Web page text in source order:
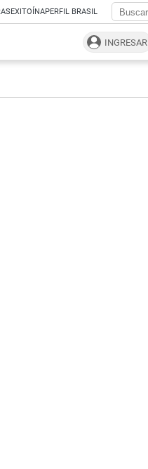
EXITOÍNAPERFIL BRASIL
INGRESAR